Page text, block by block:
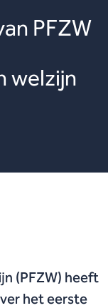
PFZW
welzijn
(PFZW) heeft
het eerste